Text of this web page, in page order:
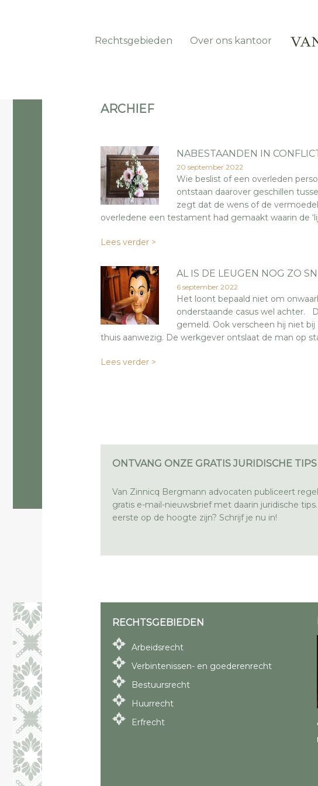
Rechtsgebieden Over ons kantoor
ARCHIEF
NABESTAANDEN IN
20 september 2022
Wie beslist of een overleden
ontstaan daarover geschillen
zegt dat de wens of de
overledene een testament had gemaakt waarin de
Lees verder >
AL IS DE LEUGEN NOG ZO
6 september 2022
Het loont bepaald niet om
onderstaande casus wel achter.
gemeld. Ook verscheen hij niet
thuis aanwezig. De werkgever ontslaat de man op
Lees verder >
ONTVANG ONZE GRATIS JURIDISCHE TIPS
Van Zinnicq Bergmann advocaten publiceert
gratis e-mail-nieuwsbrief met daarin juridische
eerste op de hoogte zijn? Schrijf je nu in!
RECHTSGEBIEDEN
Arbeidsrecht
Verbintenissen- en goederenrecht
Bestuursrecht
Huurrecht
Erfrecht